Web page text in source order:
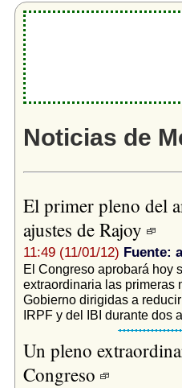
Noticias de
El primer pleno del
ajustes de Rajoy
11:49 (11/01/12) Fuente:
El Congreso aprobará hoy
extraordinaria las primeras
Gobierno dirigidas a
IRPF y del IBI durante dos
Un pleno
Congreso